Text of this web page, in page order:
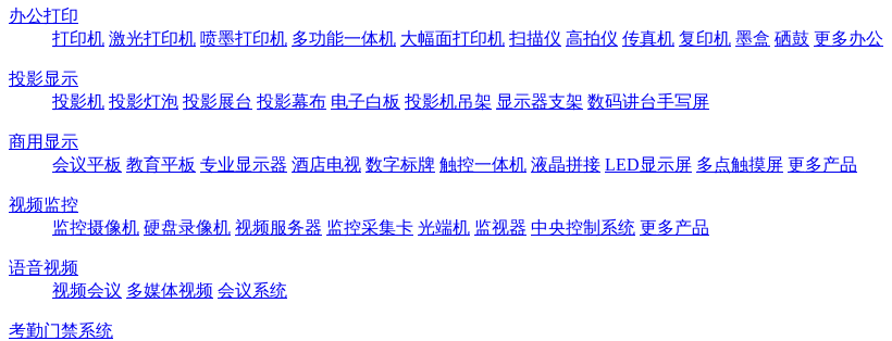
办公打印
打印机 激光打印机 喷墨打印机 多功能一体机 大幅面打印机 扫描仪 高拍仪 传真机 复印机 墨盒 硒鼓 更多办公
投影显示
投影机 投影灯泡 投影展台 投影幕布 电子白板 投影机吊架 显示器支架 数码讲台手写屏
商用显示
会议平板 教育平板 专业显示器 酒店电视 数字标牌 触控一体机 液晶拼接 LED显示屏 多点触摸屏 更多产品
视频监控
监控摄像机 硬盘录像机 视频服务器 监控采集卡 光端机 监视器 中央控制系统 更多产品
语音视频
视频会议 多媒体视频 会议系统
考勤门禁系统